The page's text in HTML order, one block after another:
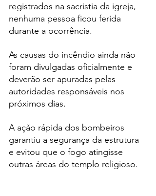
registrados na sacristia da igreja,
nenhuma pessoa ficou ferida
durante a ocorrência.
As causas do incêndio ainda não
foram divulgadas oficialmente e
deverão ser apuradas pelas
autoridades responsáveis nos
próximos dias.
A ação rápida dos bombeiros
garantiu a segurança da estrutura
e evitou que o fogo atingisse
outras áreas do templo religioso.